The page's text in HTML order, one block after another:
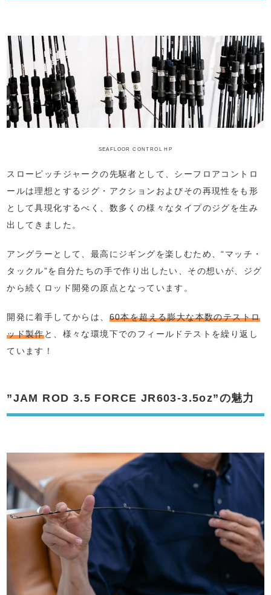
SEAFLOOR CONTROL HP
スローピッチジャークの先駆者として、シーフロアコントロ
ールは理想とするジグ・アクションおよびその再現性をも形
として具現化するべく、数多くの様々なタイプのジグを生み
出してきました。
アングラーとして、最高にジギングを楽しむため、“マッチ・
タックル”を自分たちの手で作り出したい、その想いが、ジグ
から続くロッド開発の原点となっています。
開発に着手してからは、 60本を超える膨大な本数のテストロ
ッド製作と、様々な環境下でのフィールドテストを繰り返し
ています！
”JAM ROD 3.5 FORCE JR603-3.5oz”の魅力